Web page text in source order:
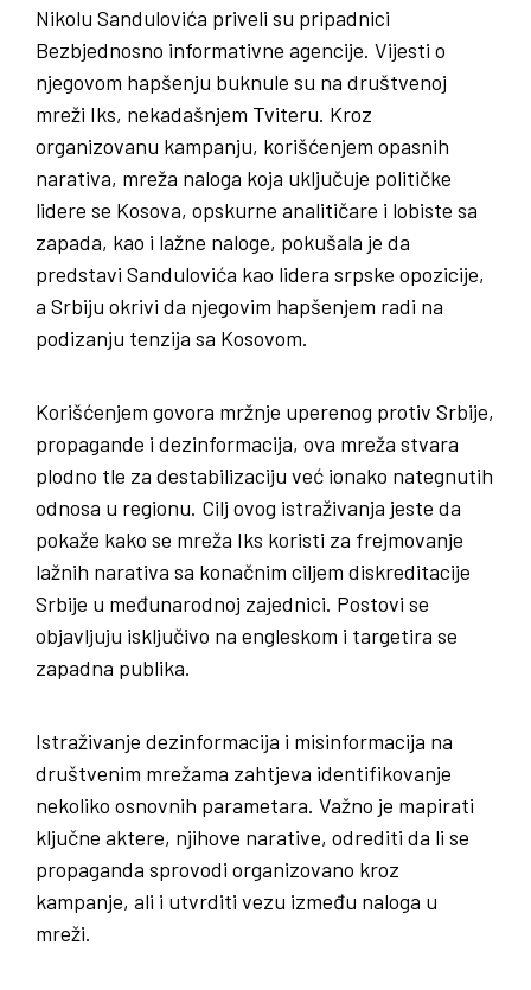
Nikolu Sandulovića priveli su pripadnici
Bezbjednosno informativne agencije. Vijesti o
njegovom hapšenju buknule su na društvenoj
mreži Iks, nekadašnjem Tviteru. Kroz
organizovanu kampanju, korišćenjem opasnih
narativa, mreža naloga koja uključuje političke
lidere se Kosova, opskurne analitičare i lobiste sa
zapada, kao i lažne naloge, pokušala je da
predstavi Sandulovića kao lidera srpske opozicije,
a Srbiju okrivi da njegovim hapšenjem radi na
podizanju tenzija sa Kosovom.
Korišćenjem govora mržnje uperenog protiv Srbije,
propagande i dezinformacija, ova mreža stvara
plodno tle za destabilizaciju već ionako nategnutih
odnosa u regionu. Cilj ovog istraživanja jeste da
pokaže kako se mreža Iks koristi za frejmovanje
lažnih narativa sa konačnim ciljem diskreditacije
Srbije u međunarodnoj zajednici. Postovi se
objavljuju isključivo na engleskom i targetira se
zapadna publika.
Istraživanje dezinformacija i misinformacija na
društvenim mrežama zahtjeva identifikovanje
nekoliko osnovnih parametara. Važno je mapirati
ključne aktere, njihove narative, odrediti da li se
propaganda sprovodi organizovano kroz
kampanje, ali i utvrditi vezu između naloga u
mreži.